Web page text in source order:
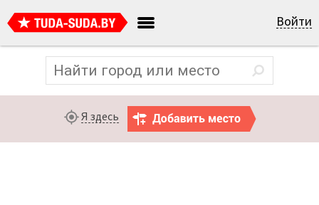
Войти
Я здесь